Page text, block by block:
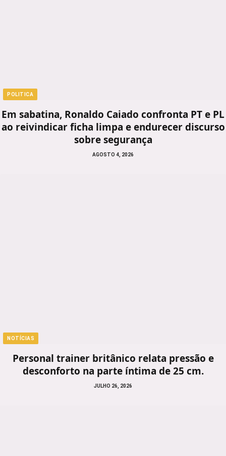
POLITICA
Em sabatina, Ronaldo Caiado confronta PT e PL
ao reivindicar ficha limpa e endurecer discurso
sobre segurança
AGOSTO 4, 2026
NOTÍCIAS
Personal trainer britânico relata pressão e
desconforto na parte íntima de 25 cm.
JULHO 26, 2026